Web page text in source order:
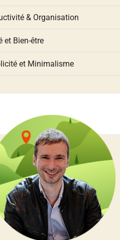
& Organisation
et Bien-être
et Minimalisme